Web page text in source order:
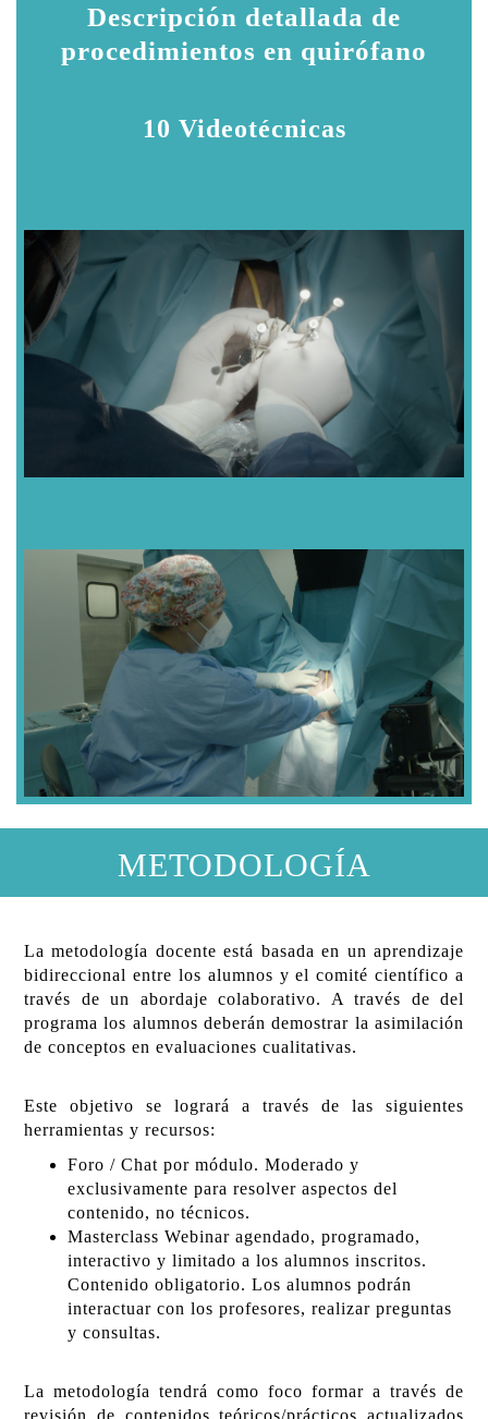
Descripción detallada de
procedimientos en quirófano
10 Videotécnicas
METODOLOGÍA
La metodología docente está basada en un aprendizaje
bidireccional entre los alumnos y el comité científico a
través de un abordaje colaborativo. A través de del
programa los alumnos deberán demostrar la asimilación
de conceptos en evaluaciones cualitativas.
Este objetivo se logrará a través de las siguientes
herramientas y recursos:
Foro / Chat por módulo. Moderado y
exclusivamente para resolver aspectos del
contenido, no técnicos.
Masterclass Webinar agendado, programado,
interactivo y limitado a los alumnos inscritos.
Contenido obligatorio. Los alumnos podrán
interactuar con los profesores, realizar preguntas
y consultas.
La metodología tendrá como foco formar a través de
revisión de contenidos teóricos/prácticos actualizados